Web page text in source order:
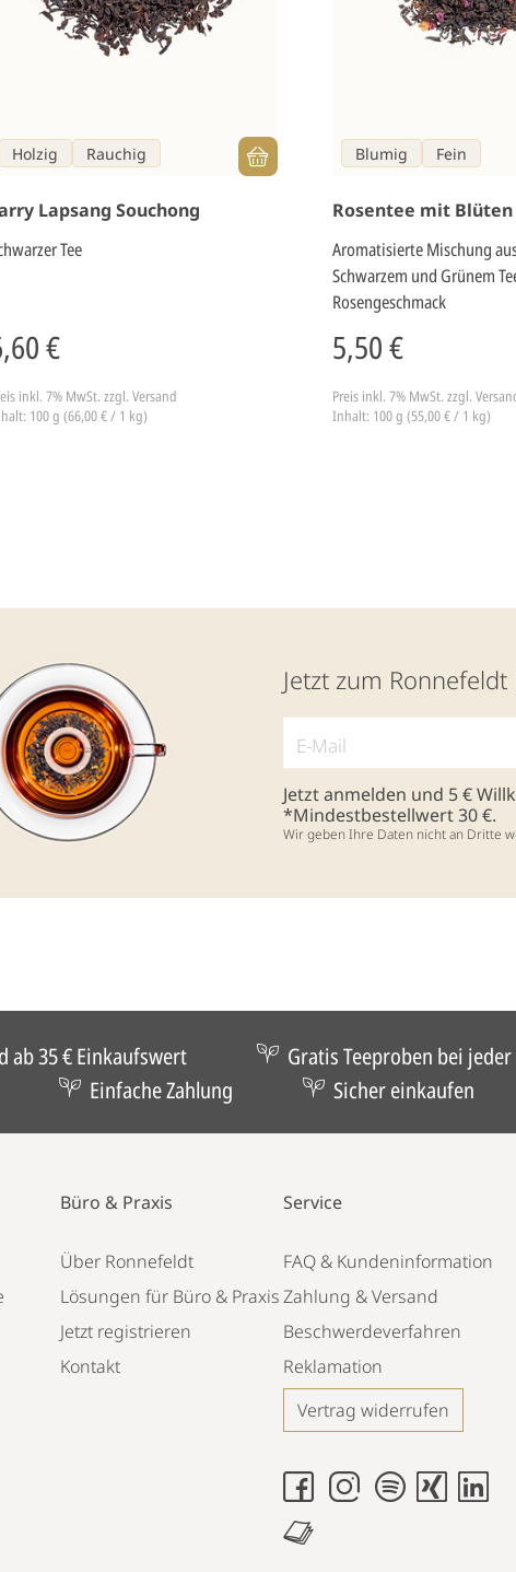
Holzig Rauchig
Lapsang Souchong
Tee
€
inkl. 7% MwSt.zzgl. Versand
100 g (66,00 € / 1 kg)
Blumig Fein
Rosentee mit Blüten
Aromatisierte Mischung
Schwarzem und Grünem
Rosengeschmack
5,50 €
Preis inkl. 7% MwSt. zzgl.
Inhalt: 100 g (55,00 € / 1 kg)
Jetzt zum
Jetzt anmelden und 5 €
*Mindestbestellwert 30 €.
Wir geben Ihre Daten nicht an Dritte
35 € Einkaufswert Gratis Teeproben bei jeder
Einfache Zahlung
Sicher einkaufen
Büro & Praxis
Über Ronnefeldt
Lösungen für Büro & Praxis
Jetzt registrieren
Kontakt
Service
FAQ & Kundeninformation
Zahlung & Versand
Beschwerdeverfahren
Reklamation
Vertrag widerrufen